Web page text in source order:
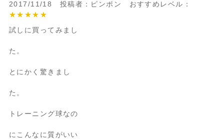
2017/11/18 投稿者：ピンポン おすすめレベル：
★★★★★
試しに買ってみまし
た。
とにかく驚きまし
た。
トレーニング球なの
にこんなに質がいい